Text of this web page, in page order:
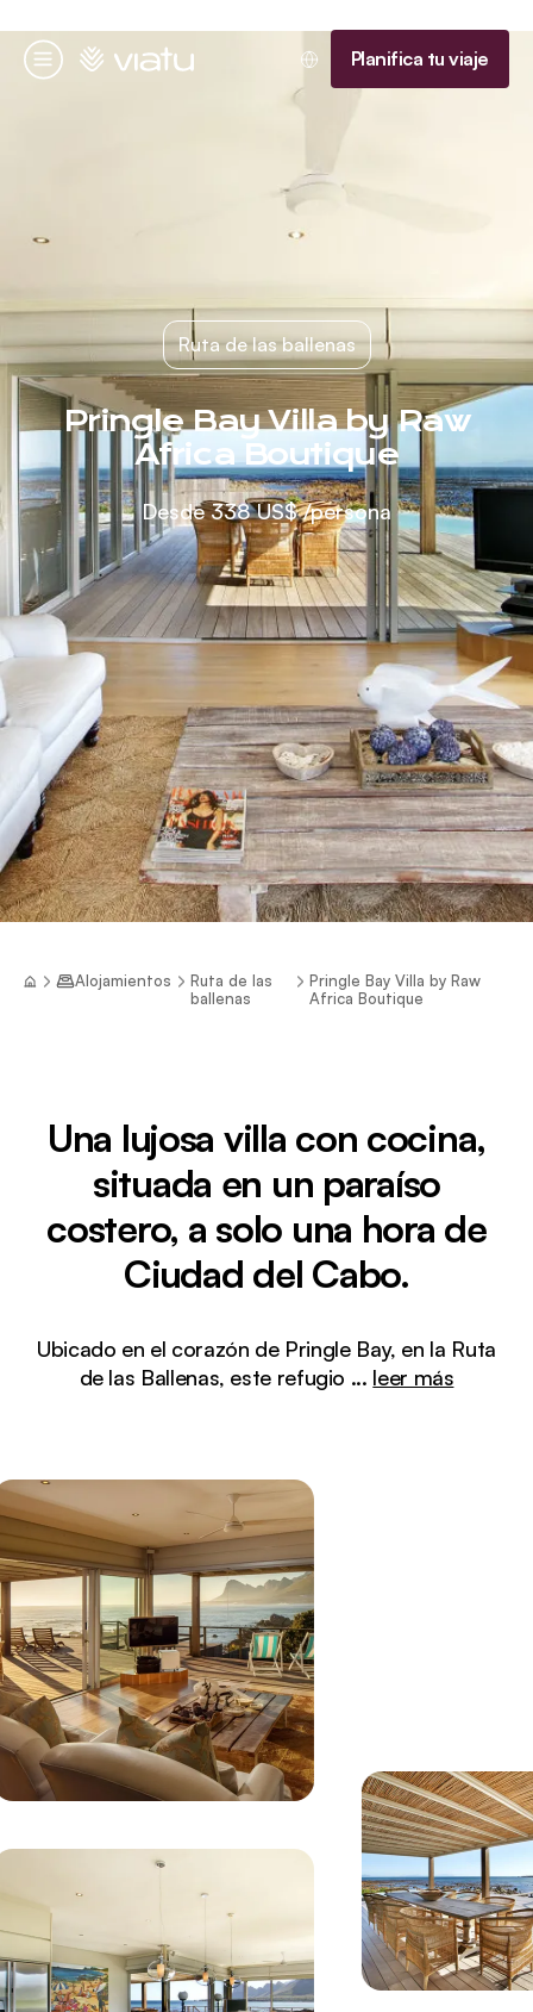
Menú
Página de inicio Planifica tu viaje
Ruta de las ballenas
Pringle Bay Villa by Raw
Africa Boutique
Desde338 US$/persona
Alojamientos
Ruta de las
ballenas
Pringle Bay Villa by Raw
Africa Boutique
Una lujosa villa con cocina,
situada en un paraíso
costero, a solo una hora de
Ciudad del Cabo.
Ubicado en el corazón de Pringle Bay, en la Ruta
de las Ballenas, este refugio ... leer más